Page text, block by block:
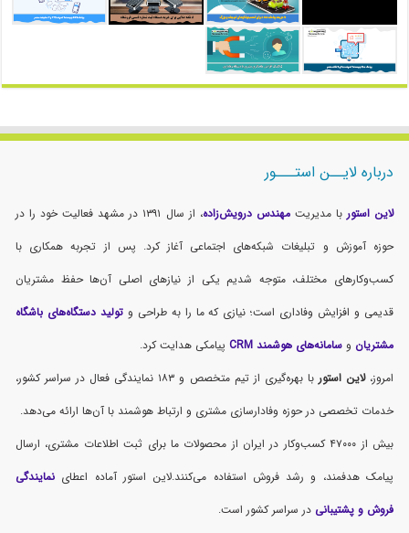
درباره لایــن استـــور
لاین استور با مدیریتمهندس درویش‌زاده
، از سال ۱۳۹۱ در مشهد فعالیت خود را در
حوزه آموزش و تبلیغات شبکه‌های اجتماعی آغاز کرد. پس از تجربه همکاری با
کسب‌وکارهای مختلف، متوجه شدیم یکی از نیازهای اصلی آن‌ها حفظ مشتریان
قدیمی و افزایش وفاداری است؛ نیازی که ما را به طراحی وتولید دستگاه‌های باشگاه
مشتریان وسامانه‌های هوشمند CRM
پیامکی هدایت کرد.
امروز،لاین استور
با بهره‌گیری از تیم متخصص و ۱۸۳ نمایندگی فعال در سراسر کشور،
خدمات تخصصی در حوزه وفادارسازی مشتری و ارتباط هوشمند با آن‌ها ارائه می‌دهد.
بیش از ۴۷۰۰۰ کسب‌وکار در ایران از محصولات ما برای ثبت اطلاعات مشتری، ارسال
پیامک هدفمند، و رشد فروش استفاده می‌کنند.لاین استور آماده اعطای نمایندگی
فروش و پشتیبانی در سراسر کشور است.